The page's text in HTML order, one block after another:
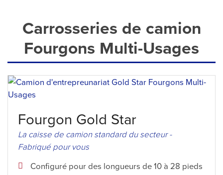
Carrosseries de camion
Fourgons Multi-Usages
Fourgon Gold Star
La caisse de camion standard du secteur -
Fabriqué pour vous
Configuré pour des longueurs de 10 à 28 pieds